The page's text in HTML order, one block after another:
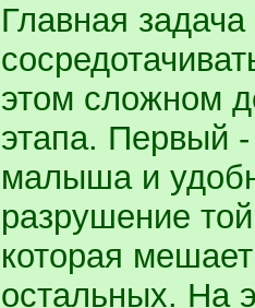
Главная
этом сложном
этапа. Первый -
малыша и
разрушение
которая
остальных. На